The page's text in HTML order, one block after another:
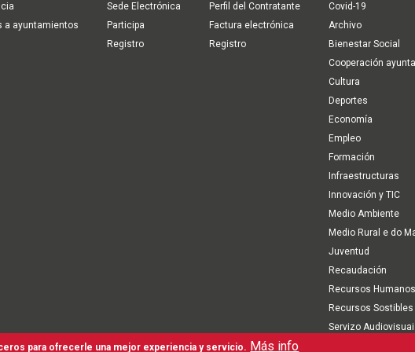
a ayuntamientos
Sede Electrónica
Participa
Registro
Perfil del Contratante
Factura electrónica
Registro
Covid-19
Archivo
Bienestar Social
Cooperación
Cultura
Deportes
Economía
Empleo
Formación
Infraestructuras
Innovación y TIC
Medio Ambiente
Medio Rural e do
Juventud
Recaudación
Recursos Humanos
Recursos Sostibles
Servizo
para ofrecerle una mejor experiencia y servicio. Más info